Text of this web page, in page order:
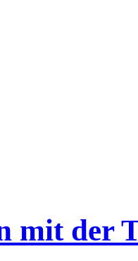
mit der